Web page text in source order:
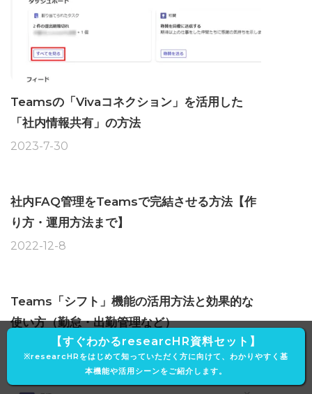
Teamsの「Vivaコネクション」を活用した
「社内情報共有」の方法
2023-7-30
社内FAQ管理をTeamsで完結させる方法【作
り方・運用方法まで】
2022-12-8
Teams「シフト」機能の活用方法と効果的な
使い方（勤怠・出勤管理など）
2023-2-17【すぐわかるresearcHR資料セット】
※researcHRをはじめて知っていただく方に向けて、わかりやすく基
本機能や活用シーンをご紹介します。